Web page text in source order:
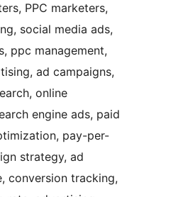
PPC marketers,
social media ads,
ppc management,
ad campaigns,
online
engine ads, paid
pay-per-
strategy, ad
conversion tracking,